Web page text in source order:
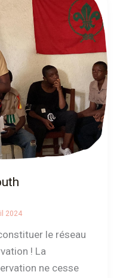
2024
le réseau
! La
ne cesse